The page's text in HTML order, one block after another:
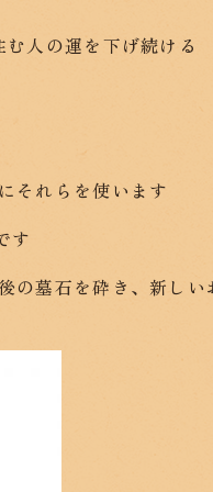
人の運を下げ続ける
それらを使います
す
の墓石を砕き、新し